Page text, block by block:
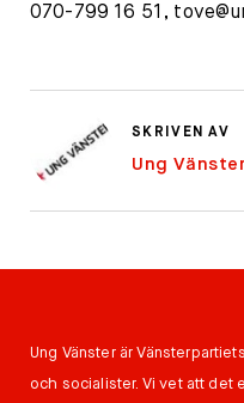
070-799 16 51,
SKRIVEN AV
Ung Vänster
Ung Vänster är
och socialister. Vi vet att det